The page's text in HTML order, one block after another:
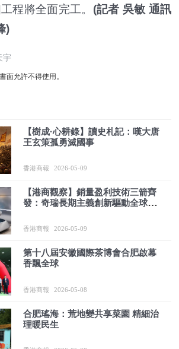
程將全面完工。 (記者 吳敏 通訊
)
宇
面允許不得使用。
【樹成·心耕錄】讀史札記：嘆大唐
王玄策孤勇滅國事
香港商報 2026-05-09
【港商觀察】銷量盈利技術三箭齊
發：奇瑞長期主義創新驅動全球突
香港商報 2026-05-09
第十八屆安徽國際茶博會合肥啟幕
香飄全球
香港商報 2026-05-08
合肥瑤海：荒地變共享菜園 精細治
理暖民生